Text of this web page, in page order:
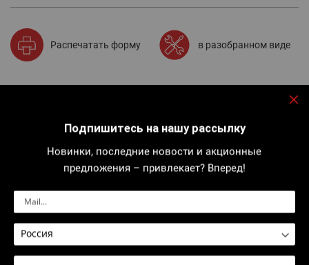
Распечатать форму в разобранном виде
Устройство механизма щипцов обеспечивает:
- Лёгкость извлечения головки после вальцевания.
Эргономичнаяполипропиленовая смазка и устойчивое к
действию растворителей покрытие ручек.
Поставляются в пластиковом чемодане.
Артикулы
Комментарии
Подпишитесь на нашу рассылку
Новинки, последние новости и акционные
предложения – привлекает? Вперед!